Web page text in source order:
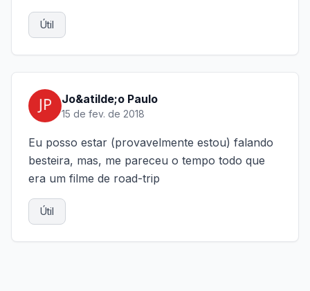
Útil
Jo&atilde;o Paulo
15 de fev. de 2018
Eu posso estar (provavelmente estou) falando
besteira, mas, me pareceu o tempo todo que
era um filme de road-trip
Útil